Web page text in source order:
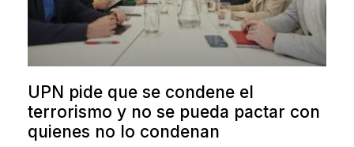
UPN pide que se condene el
terrorismo y no se pueda pactar con
quienes no lo condenan